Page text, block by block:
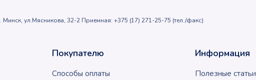
Минск, ул.Мясникова, 32-2 Приемная: +375 (17) 271-25-75 (тел./факс)
Покупателю
Способы оплаты
Информация
Полезные статьи